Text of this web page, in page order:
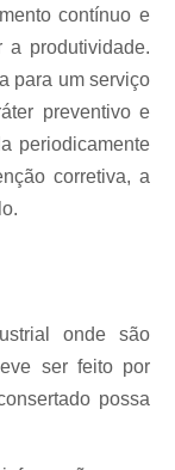
Placa de I/o
Conserto
Conserto Op
Conserto
Eletrônicas
Drive Ipso
Drive Omron
Drive Seidel Wks
contínuo e
a produtividade.
para um serviço
preventivo e
periodicamente
corretiva, a
onde são
ser feito por
possa